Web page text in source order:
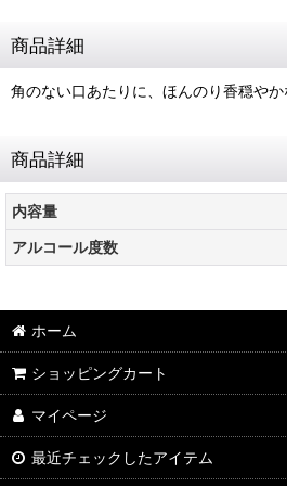
商品詳細
角のない口あたりに、ほんのり香穏や
商品詳細
内容量
アルコール度数
ホーム
ショッピングカート
マイページ
最近チェックしたアイテム